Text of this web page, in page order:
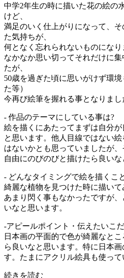
中学2年生の時に描いた花の絵の
けど、
満足のいく仕上がりになって、
た気持ちが、
何となく忘れられないものになり
なかなか思い切ってそれだけに
たが、
50歳を過ぎた頃に思いがけず環
た等）
今再び絵筆を握れる事となりまし
- 作品のテーマにしている事は?
絵を描くにあたってまずは自分
と思います。他人目線ではない
はないかとも思っていましたが
自由にのびのびと描けたら良いな
- どんなタイミングで絵を描くこ
綺麗な植物を見つけた時に描いて
あまり閃く事もなかったですが
いなと思います。
-アピールポイント・伝えたいこ
日本画の平面的で色が綺麗なと
ら良いなと思います。特に日本
す。たまにアクリル絵具も使って
続きを読む